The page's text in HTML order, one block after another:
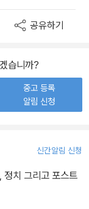
공유하기
습니까?
중고 등록
알림 신청
신간알림 신청
정치 그리고 포스트